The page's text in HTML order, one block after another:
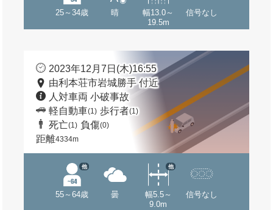
25～34歳 晴
幅13.0～
19.5m
信号なし
2023年12月7日(木)16:55
由利本荘市岩城勝手 付近
人対車両 小破事故
軽自動車(1) 歩行者(1)
死亡(1) 負傷(0)
距離4334m
55～64歳
他
曇
幅5.5～
9.0m
他
信号なし